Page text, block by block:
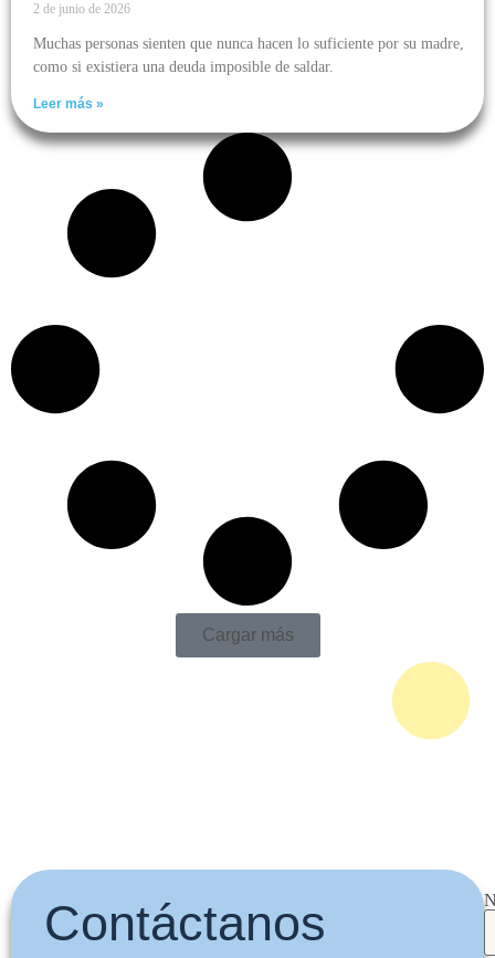
2 de junio de 2026
Muchas personas sienten que nunca hacen lo suficiente por su madre,
como si existiera una deuda imposible de saldar.
Leer más »
Cargar más
Contáctanos